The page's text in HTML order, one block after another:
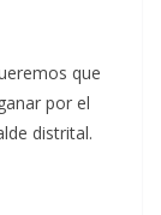
que
por el
distrital.